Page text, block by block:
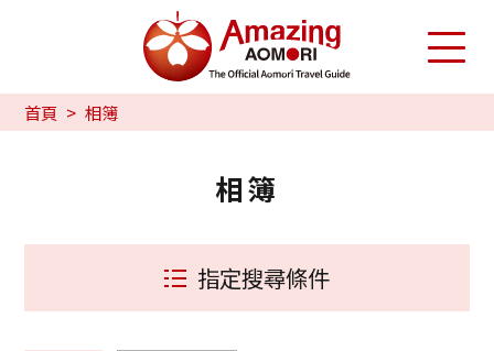
首頁 相簿
相簿
指定搜尋條件